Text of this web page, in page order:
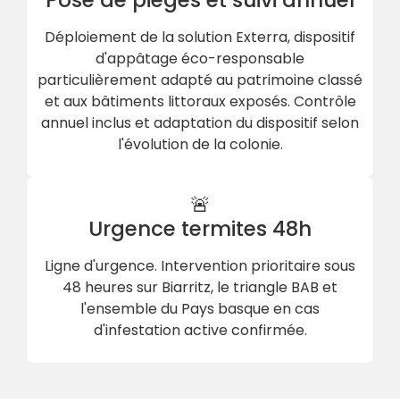
Déploiement de la solution Exterra, dispositif
d'appâtage éco-responsable
particulièrement adapté au patrimoine classé
et aux bâtiments littoraux exposés. Contrôle
annuel inclus et adaptation du dispositif selon
l'évolution de la colonie.
🚨
Urgence termites 48h
Ligne d'urgence. Intervention prioritaire sous
48 heures sur Biarritz, le triangle BAB et
l'ensemble du Pays basque en cas
d'infestation active confirmée.